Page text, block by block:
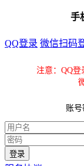
手
QQ登录 微信扫码
注意：QQ
账号